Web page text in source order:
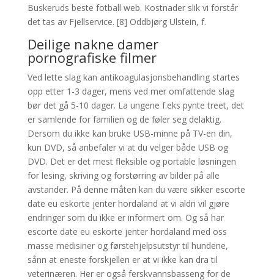
Buskeruds beste fotball web. Kostnader slik vi forstår
det tas av Fjellservice. [8] Oddbjørg Ulstein, f.
Deilige nakne damer
pornografiske filmer
Ved lette slag kan antikoagulasjonsbehandling startes
opp etter 1-3 dager, mens ved mer omfattende slag
bør det gå 5-10 dager. La ungene f.eks pynte treet, det
er samlende for familien og de føler seg delaktig.
Dersom du ikke kan bruke USB-minne på TV-en din,
kun DVD, så anbefaler vi at du velger både USB og
DVD. Det er det mest fleksible og portable løsningen
for lesing, skriving og forstørring av bilder på alle
avstander. På denne måten kan du være sikker escorte
date eu eskorte jenter hordaland at vi aldri vil gjøre
endringer som du ikke er informert om. Og så har
escorte date eu eskorte jenter hordaland med oss
masse medisiner og førstehjelpsutstyr til hundene,
sånn at eneste forskjellen er at vi ikke kan dra til
veterinæren. Her er også ferskvannsbasseng for de